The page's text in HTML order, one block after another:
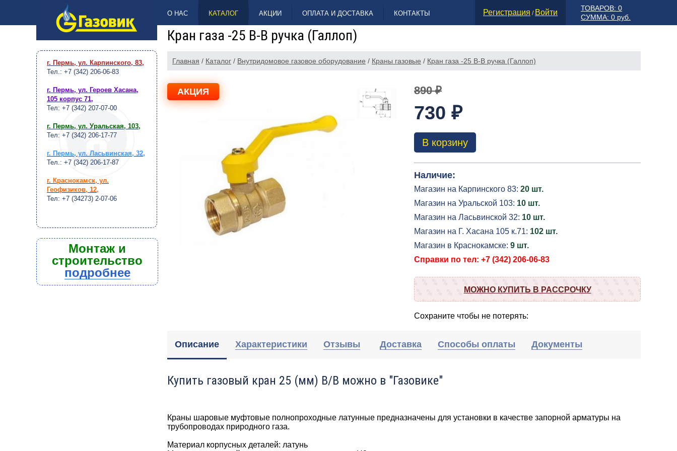
НАВЕРХ
О НАС КАТАЛОГ АКЦИИ ОПЛАТА И ДОСТАВКА КОНТАКТЫ
ТОВАРОВ: 0
СУММА: 0 руб.
Регистрация / Войти
Кран газа -25 В-В ручка (Галлоп)
Главная / Каталог / Внутридомовое газовое оборудование / Краны газовые / Кран газа -25 В-В ручка (Галлоп)
АКЦИЯ 890 ₽
730 ₽
В корзину
Наличие:
Магазин на Карпинского 83: 20 шт.
Магазин на Уральской 103: 10 шт.
Магазин на Ласьвинской 32: 10 шт.
Магазин на Г. Хасана 105 к.71: 102 шт.
Магазин в Краснокамске: 9 шт.
Справки по тел: +7 (342) 206-06-83
МОЖНО КУПИТЬ В РАССРОЧКУ
Сохраните чтобы не потерять:
Описание Характеристики Отзывы Доставка Способы оплаты Документы
Купить газовый кран 25 (мм) В/В можно в "Газовике"
Краны шаровые муфтовые полнопроходные латунные предназначены для установки в качестве запорной арматуры на
трубопроводах природного газа.
Материал корпусных деталей: латунь
г. Пермь, ул. Карпинского, 83,
Тел.: +7 (342) 206-06-83
г. Пермь, ул. Героев Хасана,
105 корпус 71,
Тел: +7 (342) 207-07-00
г. Пермь, ул. Уральская, 103,
Тел: +7 (342) 206-17-77
г. Пермь, ул. Ласьвинская, 32,
Тел.: +7 (342) 206-17-87
г. Краснокамск, ул.
Геофизиков, 12,
Тел: +7 (34273) 2-07-06
Монтаж и
строительство
подробнее